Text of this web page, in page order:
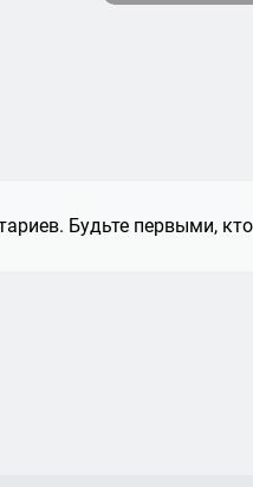
Будьте первыми,